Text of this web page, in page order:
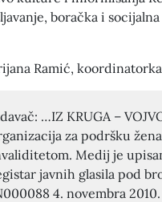
boračka i
Ramić,
…IZ KRUGA –
za podršku
Medij je
javnih glasila pod
4. novembra